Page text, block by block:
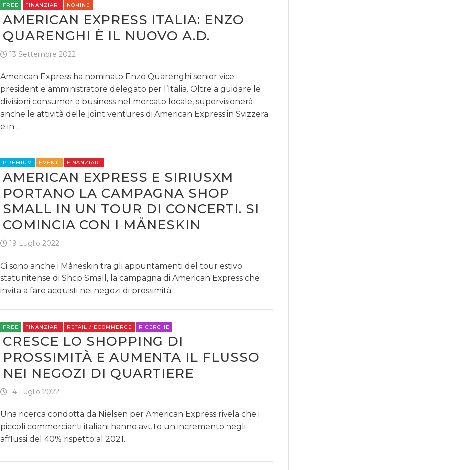
FREE FINANZIARI NOMINE
AMERICAN EXPRESS ITALIA: ENZO
QUARENGHI È IL NUOVO A.D.
13 Settembre 2022
American Express ha nominato Enzo Quarenghi senior vice
president e amministratore delegato per l’Italia. Oltre a guidare le
divisioni consumer e business nel mercato locale, supervisionerà
anche le attività delle joint ventures di American Express in Svizzera
e in…
PREMIUM EVENTI FINANZIARI
AMERICAN EXPRESS E SIRIUSXM
PORTANO LA CAMPAGNA SHOP
SMALL IN UN TOUR DI CONCERTI. SI
COMINCIA CON I MÅNESKIN
19 Luglio 2022
Ci sono anche i Måneskin tra gli appuntamenti del tour estivo
statunitense di Shop Small, la campagna di American Express che
invita a fare acquisti nei negozi di prossimità
FREE FINANZIARI RETAIL / ECOMMERCE RICERCHE
CRESCE LO SHOPPING DI
PROSSIMITÀ E AUMENTA IL FLUSSO
NEI NEGOZI DI QUARTIERE
14 Luglio 2022
Una ricerca condotta da Nielsen per American Express rivela che i
piccoli commercianti italiani hanno avuto un incremento negli
afflussi del 40% rispetto al 2021.